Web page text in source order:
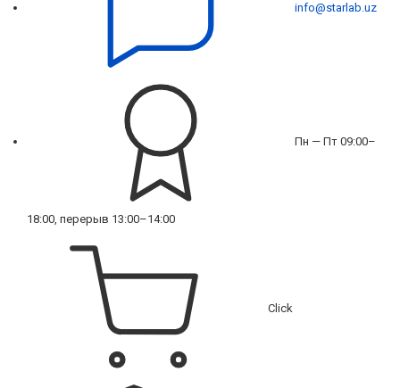
info@starlab.uz
Пн — Пт 09:00–
18:00, перерыв 13:00–14:00
Click